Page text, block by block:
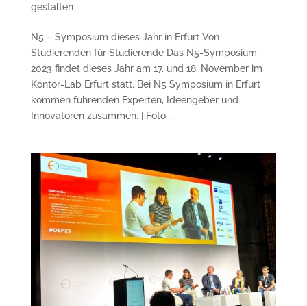
gestalten
N5 – Symposium dieses Jahr in Erfurt Von
Studierenden für Studierende Das N5-Symposium
2023 findet dieses Jahr am 17. und 18. November im
Kontor-Lab Erfurt statt. Bei N5 Symposium in Erfurt
kommen führenden Experten, Ideengeber und
Innovatoren zusammen. | Foto:...